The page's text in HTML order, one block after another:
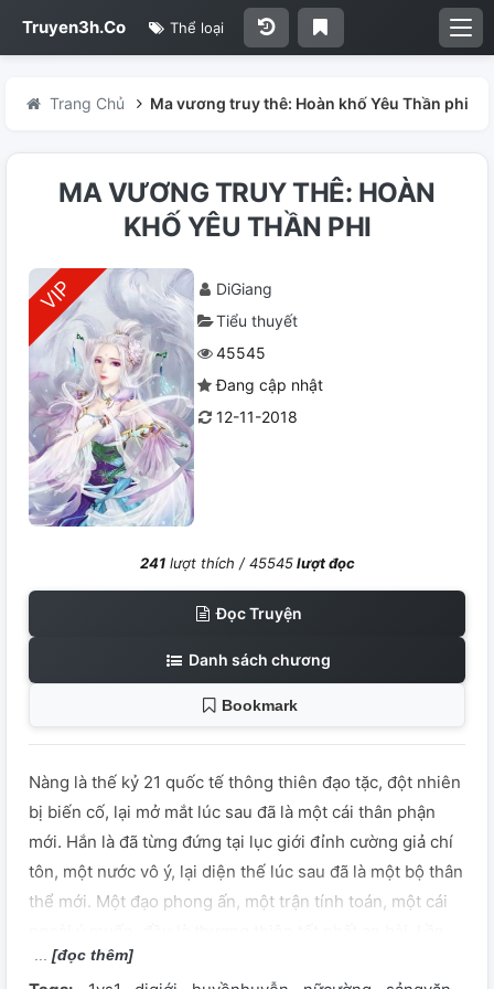
Truyen3h.Co Thể loại
Trang Chủ Ma vương truy thê: Hoàn khố Yêu Thần phi
MA VƯƠNG TRUY THÊ: HOÀN
KHỐ YÊU THẦN PHI
DiGiang
Tiểu thuyết
45545
Đang cập nhật
12-11-2018
241lượt thích /45545lượt đọc
Đọc Truyện
Danh sách chương
Bookmark
Nàng là thế kỷ 21 quốc tế thông thiên đạo tặc, đột nhiên
bị biến cố, lại mở mắt lúc sau đã là một cái thân phận
mới. Hắn là đã từng đứng tại lục giới đỉnh cường giả chí
tôn, một nước vô ý, lại diện thế lúc sau đã là một bộ thân
thể mới. Một đạo phong ấn, một trận tính toán, một cái
đầu gặp lúc nàng nói: "Ta có nhan nơi tay, thiên hạ ta
[đọc thêm]